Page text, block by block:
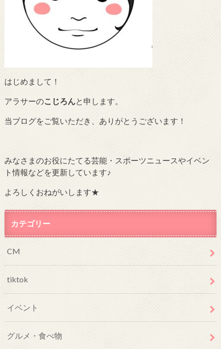
はじめまして！
アラサーのこじろん と申します。
当ブログをご覧いただき、ありがとうございます！
みなさまのお役にたてる芸能・スポーツニュースやイベン
ト情報などを更新しています♪
よろしくおねがいします★
カテゴリー
CM
tiktok
イベント
グルメ・食べ物